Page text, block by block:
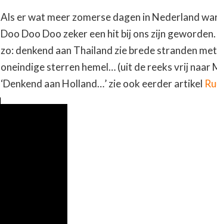
Als er wat meer zomerse dagen in Nederland
Doo Doo Doo zeker een hit bij ons zijn
zo: denkend aan Thailand zie brede stranden
oneindige sterren hemel… (uit de reeks vrij naar
‘Denkend aan Holland…’ zie ook eerder artikel